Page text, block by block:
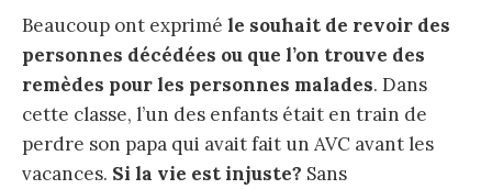
Beaucoup ont exprimé le souhait de revoir des
personnes décédées ou que l’on trouve des
remèdes pour les personnes malades. Dans
cette classe, l’un des enfants était en train de
perdre son papa qui avait fait un AVC avant les
vacances. Si la vie est injuste? Sans